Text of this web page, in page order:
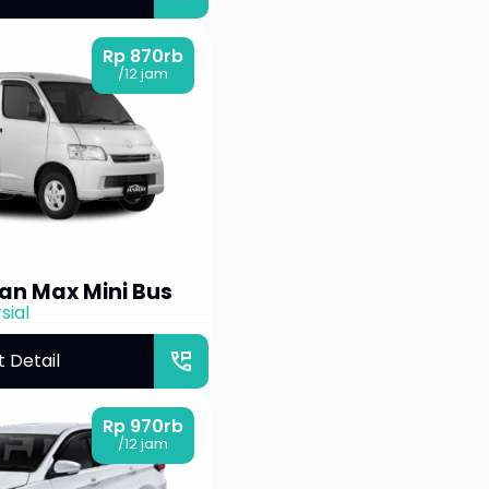
Rp592.500 per
Max Mini Bus
Rp 870rb
/12 jam
Detail perm_phone_msg
Rp 970rb
/12 jam